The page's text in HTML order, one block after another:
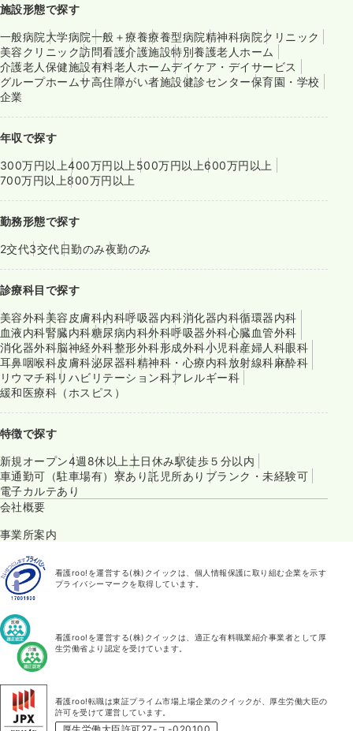
施設形態で探す
一般病院大学病院一般＋療養療養型病院精神科病院クリニック
美容クリニック訪問看護介護施設特別養護老人ホーム
介護老人保健施設有料老人ホームデイケア・デイサービス
グループホームサ高住障がい者施設健診センター保育園・学校
企業
年収で探す
300万円以上400万円以上 500万円以上600万円以上
700万円以上800万円以上
勤務形態で探す
2交代3交代日勤のみ夜勤のみ
診療科目で探す
美容外科美容皮膚科内科呼吸器内科消化器内科循環器内科
血液内科腎臓内科糖尿病内科外科呼吸器外科心臓血管外科
消化器外科脳神経外科整形外科形成外科小児科産婦人科眼科
耳鼻咽喉科皮膚科泌尿器科精神科・心療内科放射線科麻酔科
リウマチ科リハビリテーション科アレルギー科
緩和医療科（ホスピス）
特徴で探す
新規オープン4週8休以上 土日休み駅徒歩５分以内
車通勤可（駐車場有） 寮あり託児所あり ブランク・未経験可
電子カルテあり
会社概要
事業所案内
看護roo!を運営する(株)クイックは、個人情報保護に取り組む企業を示す
プライバシーマークを取得しています。
看護roo!を運営する(株)クイックは、適正な有料職業紹介事業者として厚
生労働省より認定を受けています。
看護roo!転職は東証プライム市場上場企業のクイックが、厚生労働大臣の
許可を受けて運営しています。